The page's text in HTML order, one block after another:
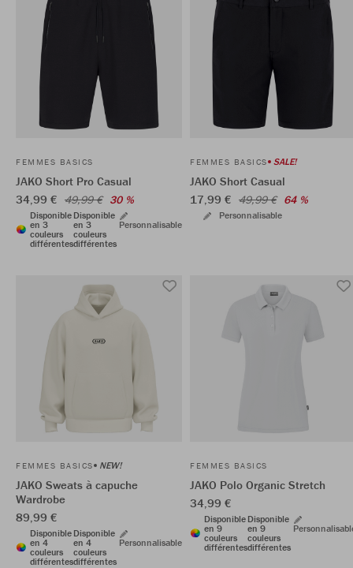
FEMMES BASICS
JAKO Short Pro Casual
34,99 € 49,99 € 30 %
Disponible
en 3
couleurs
différentes
Disponible
en 3
couleurs
différentes
Personnalisable
FEMMES BASICS SALE!
JAKO Short Casual
17,99 € 49,99 € 64 %
Personnalisable
FEMMES BASICS NEW!
JAKO Sweats à capuche
Wardrobe
89,99 €
Disponible
en 4
couleurs
différentes
Disponible
en 4
couleurs
différentes
Personnalisable
FEMMES BASICS
JAKO Polo Organic Stretch
34,99 €
Disponible
en 9
couleurs
différentes
Disponible
en 9
couleurs
différentes